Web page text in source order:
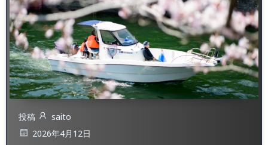
投稿
saito
2026年4月12日